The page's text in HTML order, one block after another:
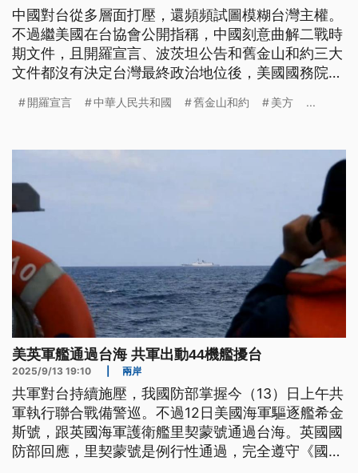
中國對台從多層面打壓，還頻頻試圖模糊台灣主權。
不過繼美國在台協會公開指稱，中國刻意曲解二戰時
期文件，且開羅宣言、波茨坦公告和舊金山和約三大
文件都沒有決定台灣最終政治地位後，美國國務院隨
調。有學者分析，美方用意是在反制中國企圖透過法
一貫立場。
開羅宣言 中華人民共和國 舊金山和約 美方 ...
美英軍艦通過台海 共軍出動44機艦擾台
2025/9/13 19:10 兩岸
共軍對台持續施壓，我國防部掌握今（13）日上午共
軍執行聯合戰備警巡。不過12日美國海軍驅逐艦希金
斯號，跟英國海軍護衛艦里契蒙號通過台海。英國國
防部回應，里契蒙號是例行性通過，完全遵守《國際